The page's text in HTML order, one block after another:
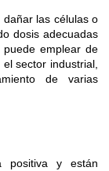
las células o
dosis adecuadas
emplear de
sector industrial,
de varias
positiva y están